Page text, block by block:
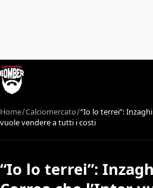
Home Calciomercato “Io lo terrei”:
vuole vendere a tutti i costi
“Io lo terrei”: